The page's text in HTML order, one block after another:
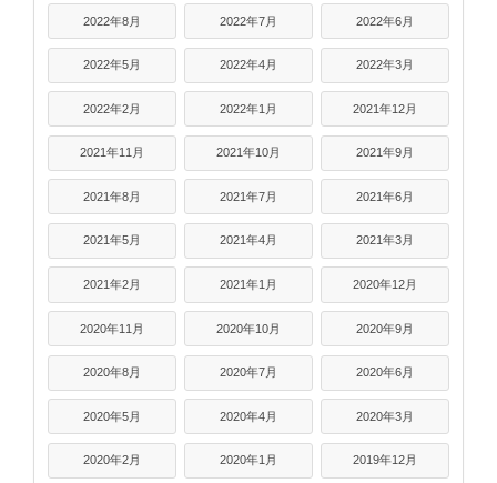
2022年8月 2022年7月 2022年6月
2022年5月 2022年4月 2022年3月
2022年2月 2022年1月 2021年12月
2021年11月 2021年10月 2021年9月
2021年8月 2021年7月 2021年6月
2021年5月 2021年4月 2021年3月
2021年2月 2021年1月 2020年12月
2020年11月 2020年10月 2020年9月
2020年8月 2020年7月 2020年6月
2020年5月 2020年4月 2020年3月
2020年2月 2020年1月 2019年12月